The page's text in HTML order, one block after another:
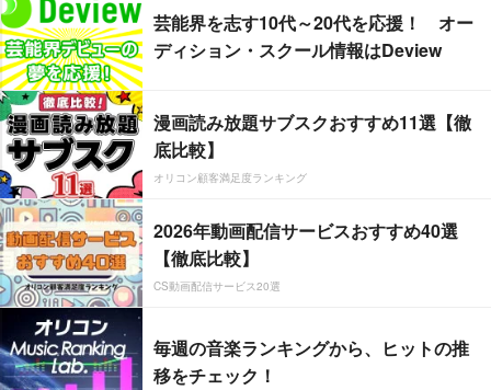
芸能界を志す10代～20代を応援！ オー
ディション・スクール情報はDeview
漫画読み放題サブスクおすすめ11選【徹
底比較】
オリコン顧客満足度ランキング
2026年動画配信サービスおすすめ40選
【徹底比較】
CS動画配信サービス20選
毎週の音楽ランキングから、ヒットの推
移をチェック！